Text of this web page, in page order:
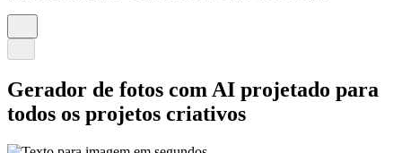
Gerador de fotos com AI projetado para
todos os projetos criativos